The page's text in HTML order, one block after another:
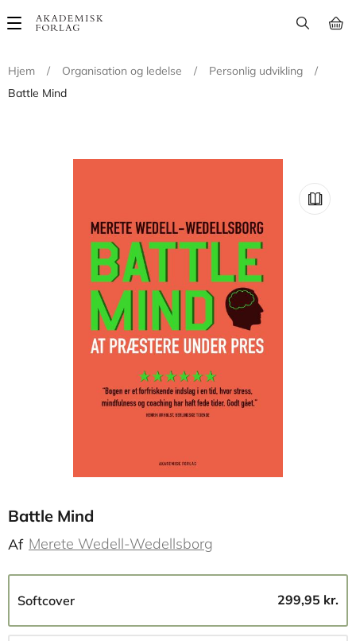
Main
Hjem
/ Organisation og ledelse / Personlig udvikling
/
Battle Mind
Battle Mind
Af Merete Wedell-Wedellsborg
Softcover 299,95 kr.